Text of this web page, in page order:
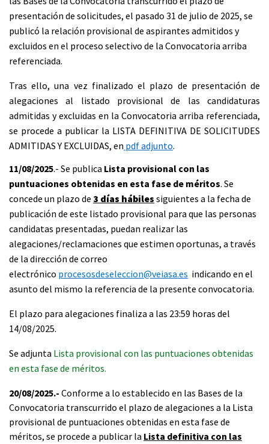
presentación de solicitudes, el pasado 31 de julio de 2025, se
publicó la relación provisional de aspirantes admitidos y
excluidos en el proceso selectivo de la Convocatoria arriba
referenciada.
Tras ello, una vez finalizado el plazo de presentación de
alegaciones al listado provisional de las candidaturas
admitidas y excluidas en la Convocatoria arriba referenciada,
se procede a publicar la LISTA DEFINITIVA DE SOLICITUDES
ADMITIDAS Y EXCLUIDAS, en pdf adjunto.
11/08/2025.- Se publica Lista provisional con las
puntuaciones obtenidas en esta fase de méritos. Se
concede un plazo de 3 días hábiles siguientes a la fecha de
publicación de este listado provisional para que las personas
candidatas presentadas, puedan realizar las
alegaciones/reclamaciones que estimen oportunas, a través
de la dirección de correo
electrónico procesosdeseleccion@veiasa.es indicando en el
asunto del mismo la referencia de la presente convocatoria.
El plazo para alegaciones finaliza a las 23:59 horas del
14/08/2025.
Se adjunta Lista provisional con las puntuaciones obtenidas
en esta fase de méritos.
20/08/2025.- Conforme a lo establecido en las Bases de la
Convocatoria transcurrido el plazo de alegaciones a la Lista
provisional de puntuaciones obtenidas en esta fase de
méritos, se procede a publicar la Lista definitiva con las